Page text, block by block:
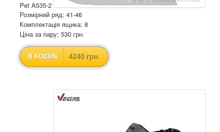
Pet A535-2
Розмірний ряд: 41-46
Комплектація ящика: 8
Ціна за пару: 530 грн.
В КОШИК 4240 грн.